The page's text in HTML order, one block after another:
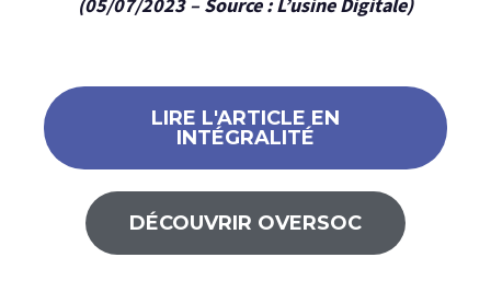
LIRE L'ARTICLE EN
INTÉGRALITÉ
DÉCOUVRIR OVERSOC